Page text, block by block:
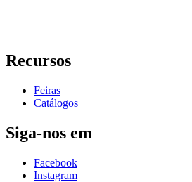
Recursos
Feiras
Catálogos
Siga-nos em
Facebook
Instagram